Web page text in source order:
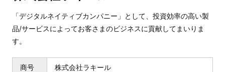
「デジタルネイティブカンパニー」として、投資効率の高い製
品/サービスによってお客さまのビジネスに貢献してまいりま
す。
商号 株式会社ラキール